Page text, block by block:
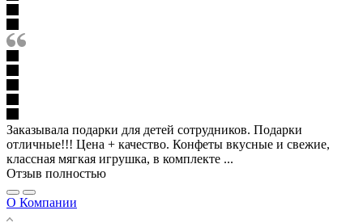
Заказывала подарки для детей сотрудников. Подарки
отличные!!! Цена + качество. Конфеты вкусные и свежие,
классная мягкая игрушка, в комплекте ...
Отзыв полностью
О Компании